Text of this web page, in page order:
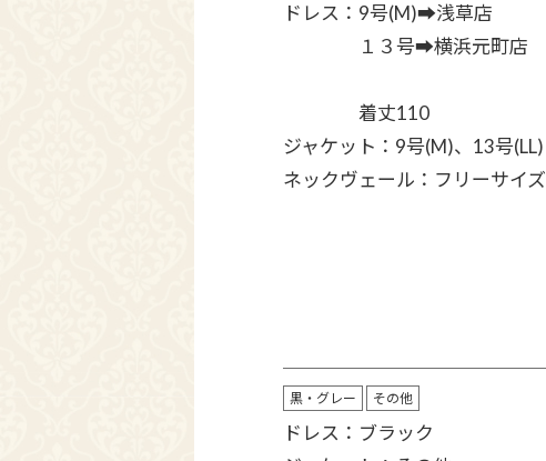
ドレス：9号(M)➡︎浅草店
１３号➡︎横浜元町店
着丈110
ジャケット：9号(M)、13号(LL)
ネックヴェール：フリーサイズ
黒・グレー その他
ドレス：ブラック